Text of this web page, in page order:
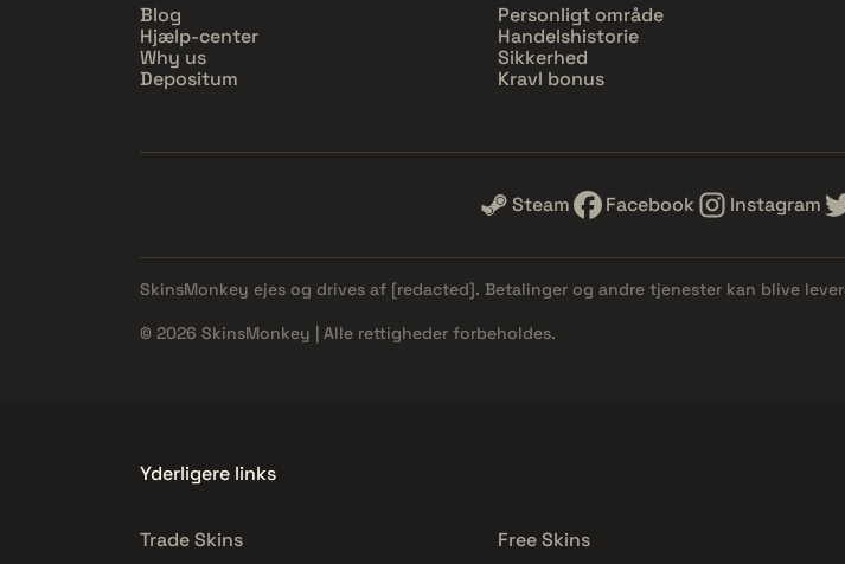
Blog
Hjælp-center
Why us
Depositum
Personligt område
Handelshistorie
Sikkerhed
Kravl bonus
Steam Facebook Instagram
SkinsMonkey ejes og drives af [redacted]. Betalinger og andre tjenester kan blive
© 2026 SkinsMonkey | Alle rettigheder forbeholdes.
Yderligere links
Trade Skins
Free Skins